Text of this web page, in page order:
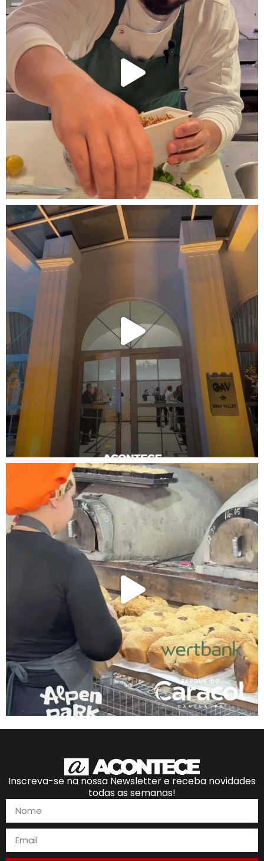
Inscreva-se na nossa Newsletter e receba novidades
todas as semanas!